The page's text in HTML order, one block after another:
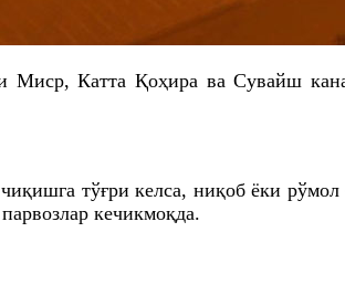
Катта Қоҳира ва Сувайш
тўғри келса, ниқоб ёки
кечикмоқда.